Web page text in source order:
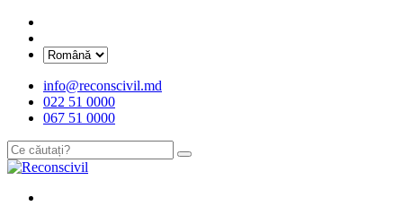
info@reconscivil.md
022 51 0000
067 51 0000